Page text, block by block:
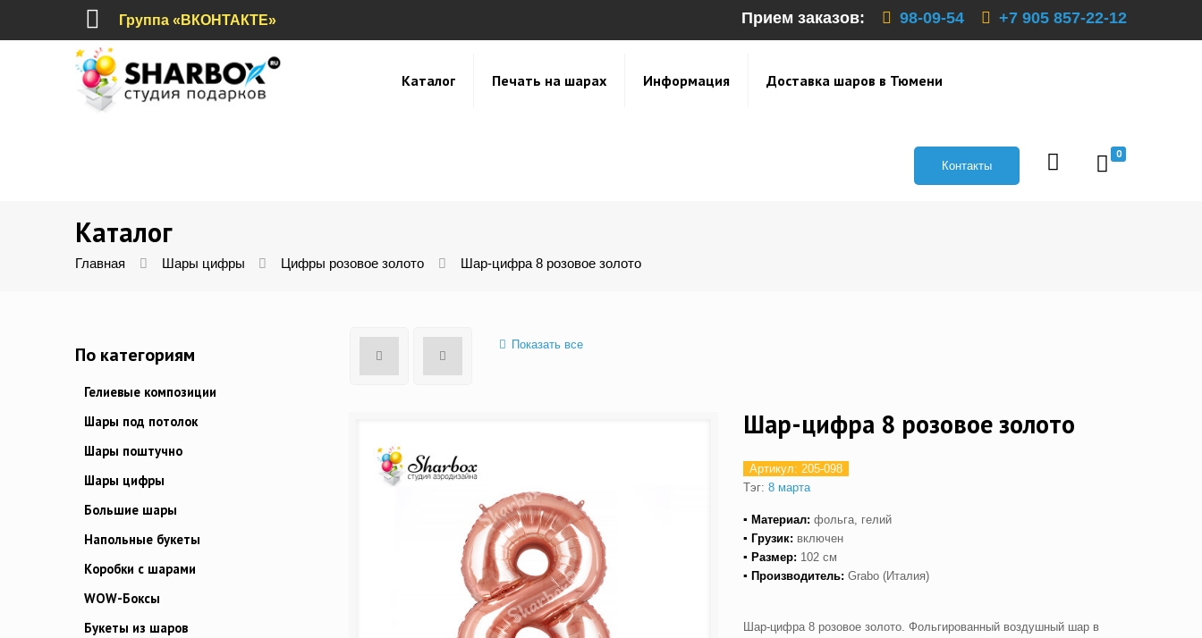
Прием заказов: 98-09-54 +7 905 857-22-12
Группа «ВКОНТАКТЕ»
Каталог Печать на шарах Информация Доставка шаров в Тюмени
0
Контакты
Каталог
Главная Шары цифры Цифры розовое золото Шар-цифра 8 розовое золото
Показать все
Шар-цифра 8 розовое золото
Артикул: 205-098
Тэг: 8 марта
▪ Материал: фольга, гелий
▪ Грузик: включен
▪ Размер: 102 см
▪ Производитель: Grabo (Италия)
Шар-цифра 8 розовое золото. Фольгированный воздушный шар в
По категориям
Гелиевые композиции
Шары под потолок
Шары поштучно
Шары цифры
Большие шары
Напольные букеты
Коробки с шарами
WOW-Боксы
Букеты из шаров